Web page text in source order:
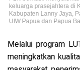
keluarga prasejahtera di
Kabupaten Lanny Jaya,
UIW Papua dan Papua
Melalui program
meningkatkan